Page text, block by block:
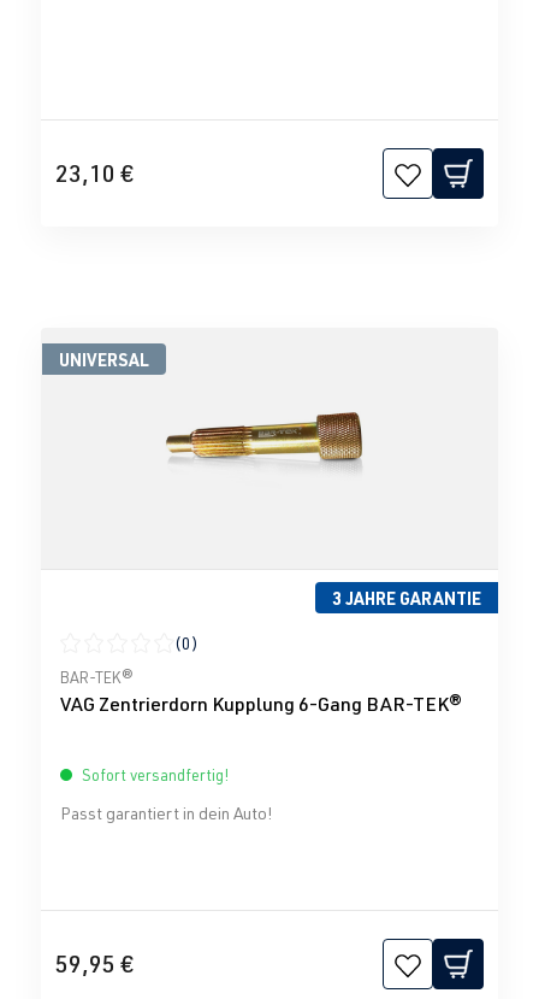
23,10 €
UNIVERSAL
3 JAHRE GARANTIE
Durchschnittliche Bewertung von 0 von 5 Sternen
(0)
BAR-TEK®
VAG Zentrierdorn Kupplung 6-Gang BAR-TEK®
Sofort versandfertig!
Passt garantiert in dein Auto!
59,95 €